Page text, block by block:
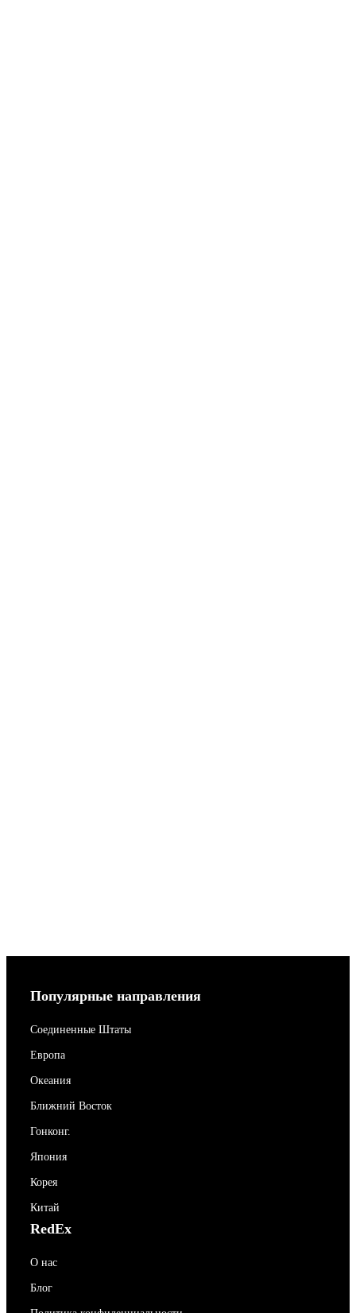
Популярные направления
Соединенные Штаты
Европа
Океания
Ближний Восток
Гонконг.
Япония
Корея
Китай
RedEx
О нас
Блог